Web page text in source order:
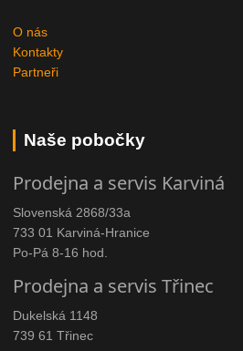
O nás
Kontakty
Partneři
Naše pobočky
Prodejna a servis Karviná
Slovenská 2868/33a
733 01 Karviná-Hranice
Po-Pá 8-16 hod.
Prodejna a servis Třinec
Dukelská 1148
739 61 Třinec